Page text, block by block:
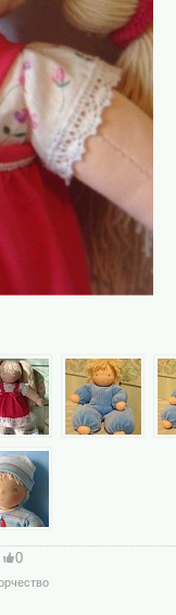
0